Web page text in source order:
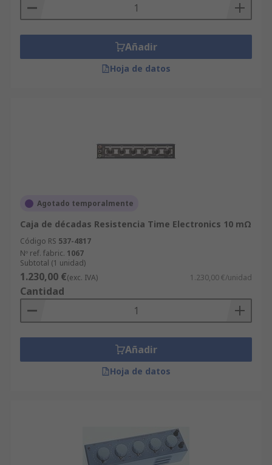
Añadir
Hoja de datos
Agotado temporalmente
Caja de décadas Resistencia Time Electronics 10 mΩ
Código RS 537-4817
Nº ref. fabric. 1067
Subtotal (1 unidad)
1.230,00 €(exc. IVA) 1.230,00 €/unidad
Cantidad
Añadir
Hoja de datos